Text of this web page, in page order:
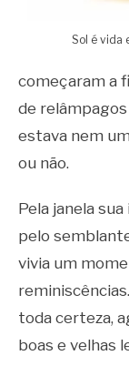
Sol é vida
começaram a
de relâmpagos
estava nem
ou não.
Pela janela
pelo
vivia um
toda certeza,
boas e velhas